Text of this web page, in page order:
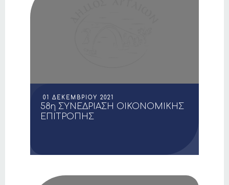
01 ΔΕΚΕΜΒΡΊΟΥ 2021
58η ΣΥΝΕΔΡΙΑΣΗ ΟΙΚΟΝΟΜΙΚΗΣ
ΕΠΙΤΡΟΠΗΣ